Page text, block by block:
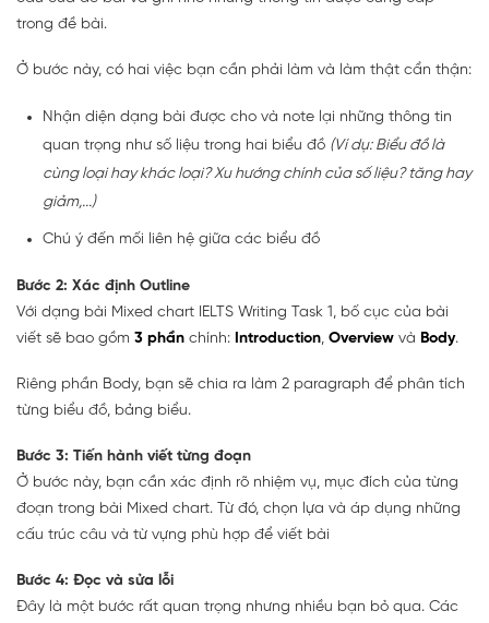
trong đề bài.
Ở bước này, có hai việc bạn cần phải làm và làm thật cẩn thận:
Nhận diện dạng bài được cho và note lại những thông tin
quan trọng như số liệu trong hai biểu đồ (Ví dụ: Biểu đồ là
cùng loại hay khác loại? Xu hướng chính của số liệu? tăng hay
giảm,...)
Chú ý đến mối liên hệ giữa các biểu đồ
Bước 2: Xác định Outline
Với dạng bài Mixed chart IELTS Writing Task 1, bố cục của bài
viết sẽ bao gồm 3 phần chính: Introduction, Overview và Body.
Riêng phần Body, bạn sẽ chia ra làm 2 paragraph để phân tích
từng biểu đồ, bảng biểu.
Bước 3: Tiến hành viết từng đoạn
Ở bước này, bạn cần xác định rõ nhiệm vụ, mục đích của từng
đoạn trong bài Mixed chart. Từ đó, chọn lựa và áp dụng những
cấu trúc câu và từ vựng phù hợp để viết bài
Bước 4: Đọc và sửa lỗi
Đây là một bước rất quan trọng nhưng nhiều bạn bỏ qua. Các